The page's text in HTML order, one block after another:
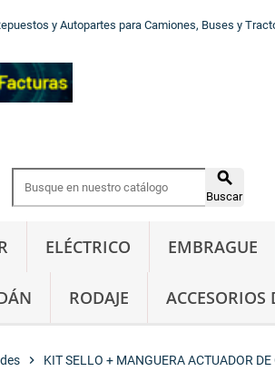
y Autopartes para Camiones, Buses y

Buscar
ELÉCTRICO EMBRAGUE
RODAJE ACCESORIOS
chevron_right KIT SELLO + MANGUERA ACTUADOR